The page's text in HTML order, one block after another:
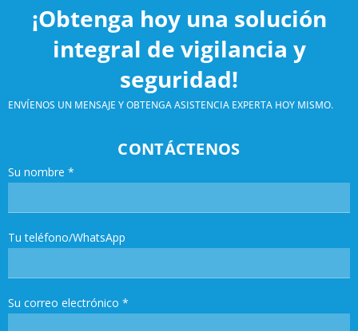
¡Obtenga hoy una solución
integral de vigilancia y
seguridad!
ENVÍENOS UN MENSAJE Y OBTENGA ASISTENCIA EXPERTA HOY MISMO.
CONTÁCTENOS
Su nombre *
Tu teléfono/WhatsApp
Su correo electrónico *